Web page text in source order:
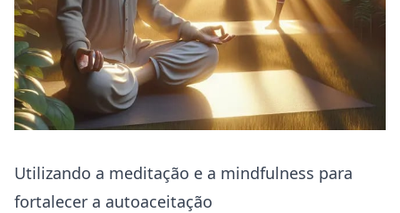
Utilizando a meditação e a mindfulness para
fortalecer a autoaceitação